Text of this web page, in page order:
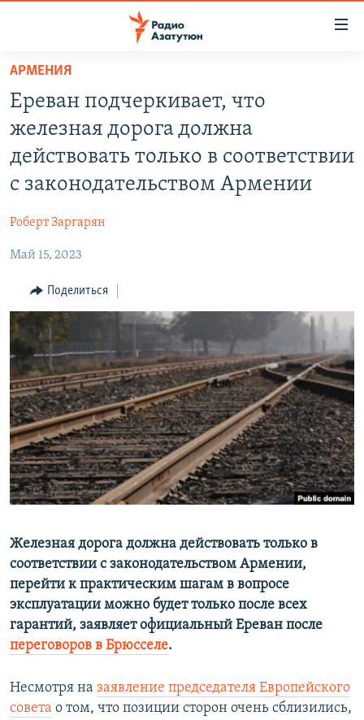
Перейти
основному
содержанию
Перейти
основной
Перейти
НОВОСТИ
ПОЛИТИКА
РЕГИОН
НАГОРНЫЙ КАРАБАХ
КУЛЬТУРА
СПОРТ
АРХИВ
Հայերեն
English
Русский
Все сайты Радио Азатутюн
АРМЕНИЯ
Ереван подчеркивает, что
железная дорога должна
действовать только в соответствии
с законодательством Армении
Роберт Заргарян
Май 15, 2023
Поделиться
Железная дорога должна действовать только в
соответствии с законодательством Армении,
перейти к практическим шагам в вопросе
эксплуатации можно будет только после всех
гарантий, заявляет официальный Ереван после
переговоров в Брюсселе.
Несмотря на заявление председателя Европейского
совета о том, что позиции сторон очень сблизились,